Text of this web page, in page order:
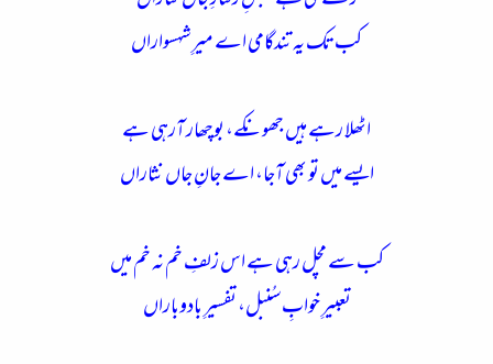
کب تک یہ تندگامی اے میرِشہسواراں
اٹھلا رہے ہیں جھونکے، بوچھار آرہی ہے
ایسے میں تو بھی آجا، اے جانِ جاں نثاراں
کب سے مچل رہی ہے اس زلفِ خم نہ خم میں
تعبیرِ خوابِ سُنبل، تفسیرِ بادوباراں